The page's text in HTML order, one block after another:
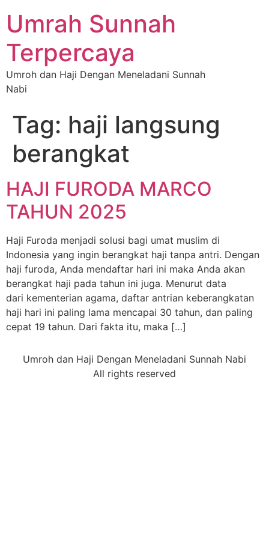
Umrah Sunnah
Terpercaya
Umroh dan Haji Dengan Meneladani Sunnah
Nabi
Tag: haji langsung
berangkat
HAJI FURODA MARCO
TAHUN 2025
Haji Furoda menjadi solusi bagi umat muslim di
Indonesia yang ingin berangkat haji tanpa antri. Dengan
haji furoda, Anda mendaftar hari ini maka Anda akan
berangkat haji pada tahun ini juga. Menurut data
dari kementerian agama, daftar antrian keberangkatan
haji hari ini paling lama mencapai 30 tahun, dan paling
cepat 19 tahun. Dari fakta itu, maka […]
Umroh dan Haji Dengan Meneladani Sunnah Nabi
All rights reserved